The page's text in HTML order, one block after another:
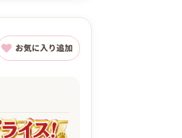
お気に入り追加